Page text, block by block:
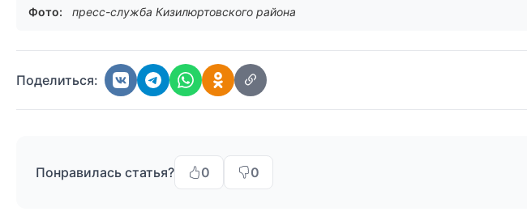
Фото: пресс-служба Кизилюртовского района
Поделиться:
Понравилась статья? 0 0